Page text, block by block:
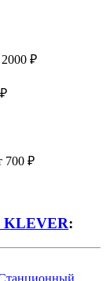
2000 ₽
700 ₽
KLEVER: